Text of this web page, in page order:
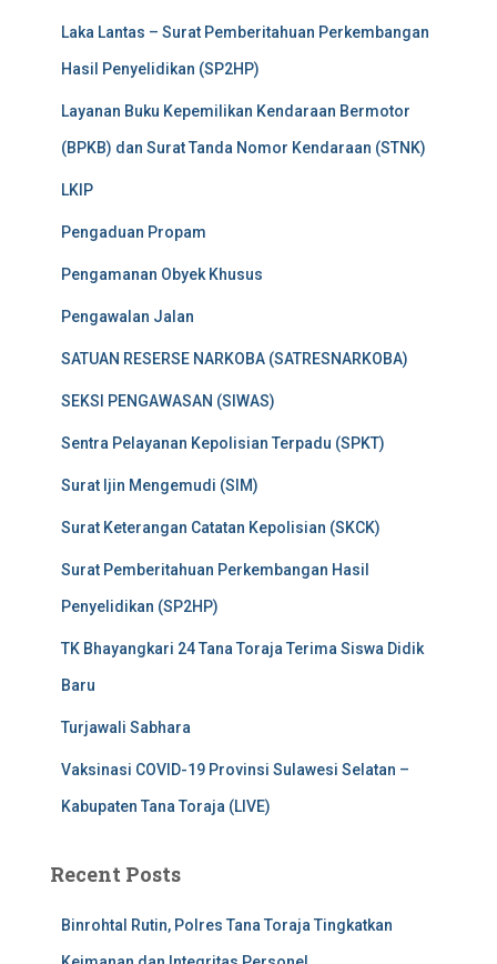
Laka Lantas – Surat Pemberitahuan Perkembangan
Hasil Penyelidikan (SP2HP)
Layanan Buku Kepemilikan Kendaraan Bermotor
(BPKB) dan Surat Tanda Nomor Kendaraan (STNK)
LKIP
Pengaduan Propam
Pengamanan Obyek Khusus
Pengawalan Jalan
SATUAN RESERSE NARKOBA (SATRESNARKOBA)
SEKSI PENGAWASAN (SIWAS)
Sentra Pelayanan Kepolisian Terpadu (SPKT)
Surat Ijin Mengemudi (SIM)
Surat Keterangan Catatan Kepolisian (SKCK)
Surat Pemberitahuan Perkembangan Hasil
Penyelidikan (SP2HP)
TK Bhayangkari 24 Tana Toraja Terima Siswa Didik
Baru
Turjawali Sabhara
Vaksinasi COVID-19 Provinsi Sulawesi Selatan –
Kabupaten Tana Toraja (LIVE)
Recent Posts
Binrohtal Rutin, Polres Tana Toraja Tingkatkan